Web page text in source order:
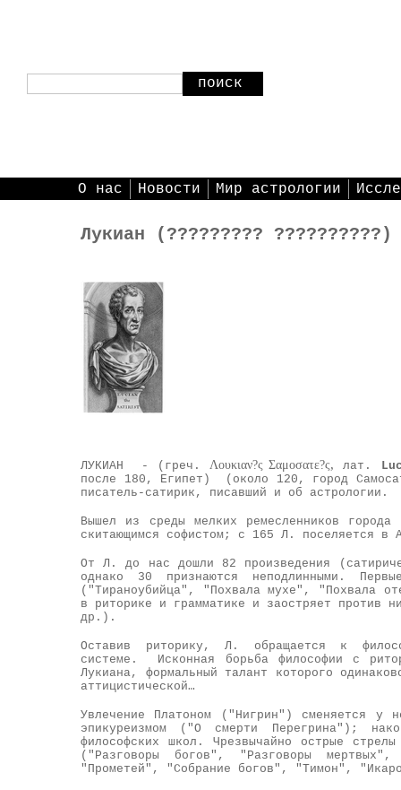
поиск
О нас Новости Мир астрологии
Лукиан (????????? ??????????)
ЛУКИАН - (греч.Λουκιαν?ς Σαμοσατε?ς, лат.
после 180, Египет)
(около 120, город
писатель-сатирик, писавший и об астрологии.
Вышел из среды мелких ремесленников
скитающимся софистом; с 165 Л. поселяется в
От Л. до нас дошли 82 произведения
однако 30 признаются неподлинными.
("Тираноубийца", "Похвала мухе", "Похвала
в риторике и грамматике и заостряет
др.).
Оставив риторику, Л. обращается к
системе. Исконная борьба философии с
Лукиана, формальный талант которого
аттицистической…
Увлечение Платоном ("Нигрин") сменяется у
эпикуреизмом ("О смерти Перегрина");
философских школ. Чрезвычайно острые
("Разговоры богов", "Разговоры
"Прометей", "Собрание богов", "Тимон",